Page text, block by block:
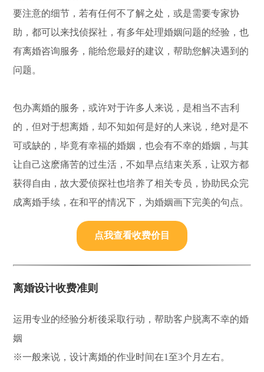
要注意的细节，若有任何不了解之处，或是需要专家协
助，都可以来找侦探社，有多年处理婚姻问题的经验，也
有离婚咨询服务，能给您最好的建议，帮助您解决遇到的
问题。
包办离婚的服务，或许对于许多人来说，是相当不吉利
的，但对于想离婚，却不知如何是好的人来说，绝对是不
可或缺的，毕竟有幸福的婚姻，也会有不幸的婚姻，与其
让自己这麽痛苦的过生活，不如早点结束关系，让双方都
获得自由，故大爱侦探社也培养了相关专员，协助民众完
成离婚手续，在和平的情况下，为婚姻画下完美的句点。
点我查看收费价目
离婚设计收费准则
运用专业的经验分析後采取行动，帮助客户脱离不幸的婚
姻
※一般来说，设计离婚的作业时间在1至3个月左右。